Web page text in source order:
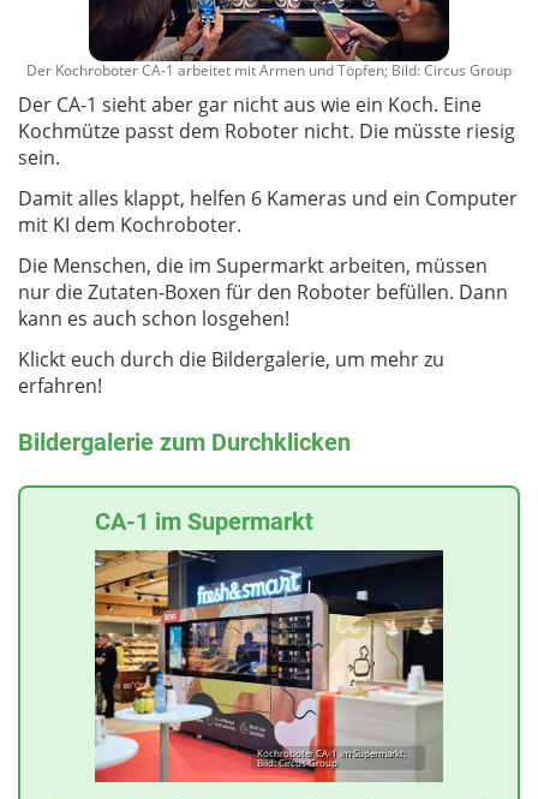
Der Kochroboter CA-1 arbeitet mit Armen und Töpfen; Bild: Circus Group
Der CA-1 sieht aber gar nicht aus wie ein Koch. Eine
Kochmütze passt dem Roboter nicht. Die müsste riesig
sein.
Damit alles klappt, helfen 6 Kameras und ein Computer
mit KI dem Kochroboter.
Die Menschen, die im Supermarkt arbeiten, müssen
nur die Zutaten-Boxen für den Roboter befüllen. Dann
kann es auch schon losgehen!
Klickt euch durch die Bildergalerie, um mehr zu
erfahren!
Bildergalerie zum Durchklicken
CA-1 im Supermarkt
Kochroboter CA-1 im Supermarkt;
Bild: Circus Group